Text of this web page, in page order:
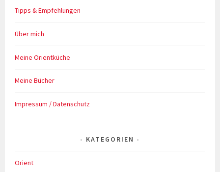
Tipps & Empfehlungen
Über mich
Meine Orientküche
Meine Bücher
Impressum / Datenschutz
KATEGORIEN
Orient